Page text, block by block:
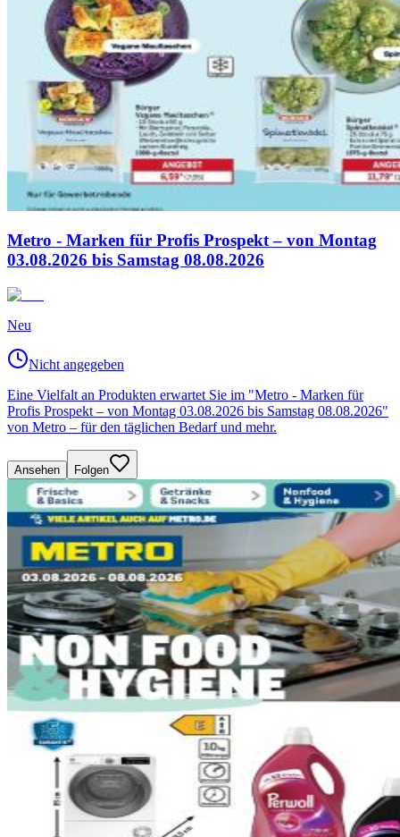
Metro - Marken für Profis Prospekt – von Montag
03.08.2026 bis Samstag 08.08.2026
Neu
Nicht angegeben
Eine Vielfalt an Produkten erwartet Sie im "Metro - Marken für
Profis Prospekt – von Montag 03.08.2026 bis Samstag 08.08.2026"
von Metro – für den täglichen Bedarf und mehr.
Ansehen Folgen